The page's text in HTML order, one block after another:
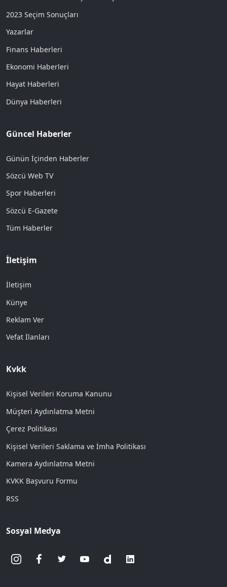
2023 Seçim Sonuçları
Yazarlar
Finans Haberleri
Ekonomi Haberleri
Hayat Haberleri
Dünya Haberleri
Güncel Haberler
Günün İçinden Haberler
Sözcü Web TV
Spor Haberleri
Sözcü E-Gazete
Tüm Haberler
İletişim
İletişim
Künye
Reklam Ver
Vefat İlanları
Kvkk
Kişisel Verileri Koruma Kanunu
Müşteri Aydınlatma Metni
Çerez Politikası
Kişisel Verileri Saklama ve İmha Politikası
Kamera Aydınlatma Metni
KVKK Başvuru Formu
RSS
Sosyal Medya